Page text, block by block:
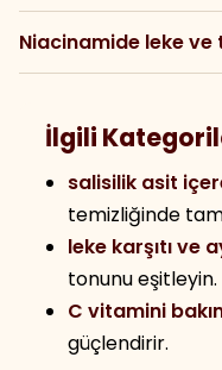
Niacinamide leke
İlgili
salisilik asit
temizliğinde
leke karşıtı ve
tonunu eşitleyin.
C vitamini
güçlendirir.